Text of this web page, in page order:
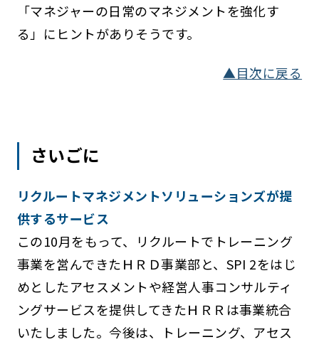
「マネジャーの日常のマネジメントを強化す
る」にヒントがありそうです。
▲目次に戻る
さいごに
リクルートマネジメントソリューションズが提
供するサービス
この10月をもって、リクルートでトレーニング
事業を営んできたＨＲＤ事業部と、SPI 2をはじ
めとしたアセスメントや経営人事コンサルティ
ングサービスを提供してきたＨＲＲは事業統合
いたしました。今後は、トレーニング、アセス